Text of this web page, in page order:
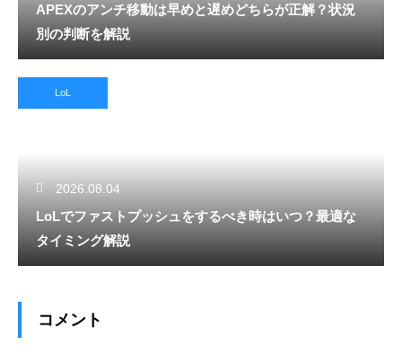
APEXのアンチ移動は早めと遅めどちらが正解？状況
別の判断を解説
LoL
2026.08.04
LoLでファストプッシュをするべき時はいつ？最適な
タイミング解説
コメント